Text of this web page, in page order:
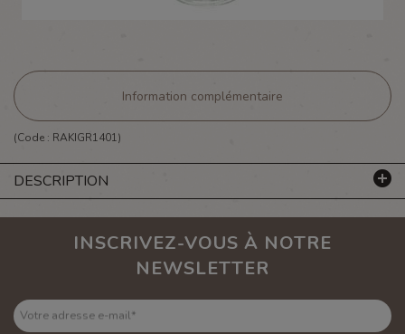
Information complémentaire
(Code : RAKIGR1401)
DESCRIPTION
INSCRIVEZ-VOUS À NOTRE
NEWSLETTER
Votre adresse e-mail*